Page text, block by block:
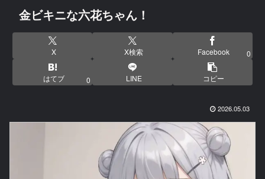
金ビキニな六花ちゃん！
X X検索 Facebook 0
はてブ 0 LINE コピー
2026.05.03